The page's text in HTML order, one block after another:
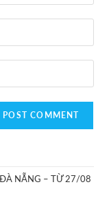
ĐÀ NẴNG – TỪ 27/08